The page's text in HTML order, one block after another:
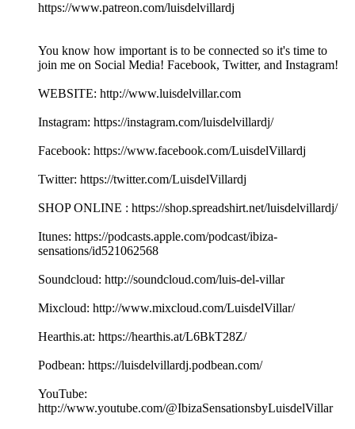
https://www.patreon.com/luisdelvillardj
You know how important is to be connected so it's time to
join me on Social Media! Facebook, Twitter, and Instagram!
WEBSITE: http://www.luisdelvillar.com
Instagram: https://instagram.com/luisdelvillardj/
Facebook: https://www.facebook.com/LuisdelVillardj
Twitter: https://twitter.com/LuisdelVillardj
SHOP ONLINE : https://shop.spreadshirt.net/luisdelvillardj/
Itunes: https://podcasts.apple.com/podcast/ibiza-
sensations/id521062568
Soundcloud: http://soundcloud.com/luis-del-villar
Mixcloud: http://www.mixcloud.com/LuisdelVillar/
Hearthis.at: https://hearthis.at/L6BkT28Z/
Podbean: https://luisdelvillardj.podbean.com/
YouTube:
http://www.youtube.com/@IbizaSensationsbyLuisdelVillar